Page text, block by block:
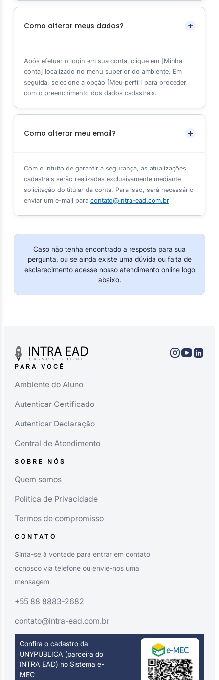
Como alterar meus dados?
Após efetuar o login em sua conta, clique em [Minha
conta] localizado no menu superior do ambiente. Em
seguida, selecione a opção [Meu perfil] para proceder
com o preenchimento dos dados cadastrais.
Como alterar meu email?
Com o intuito de garantir a segurança, as atualizações
cadastrais serão realizadas exclusivamente mediante
solicitação do titular da conta. Para isso, será necessário
enviar um e-mail para contato@intra-ead.com.br
Caso não tenha encontrado a resposta para sua
pergunta, ou se ainda existe uma dúvida ou falta de
esclarecimento acesse nosso atendimento online logo
abaixo.
PARA VOCÊ
Ambiente do Aluno
Autenticar Certificado
Autenticar Declaração
Central de Atendimento
SOBRE NÓS
Quem somos
Política de Privacidade
Termos de compromisso
CONTATO
Sinta-se à vontade para entrar em contato
conosco via telefone ou envie-nos uma
mensagem
+55 88 8883-2682
contato@intra-ead.com.br
Confira o cadastro da
UNYPUBLICA (parceira do
INTRA EAD) no Sistema e-
MEC